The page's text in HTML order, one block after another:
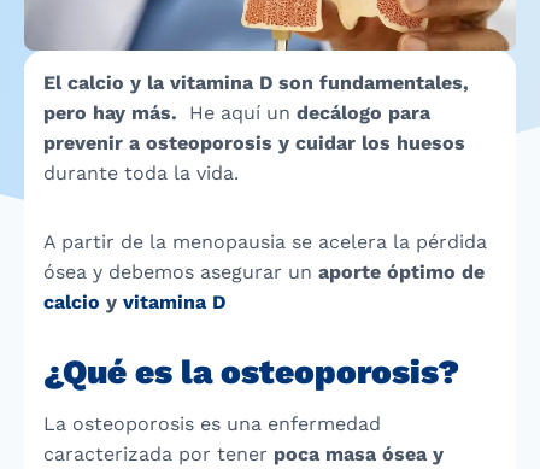
El calcio y la vitamina D son fundamentales,
pero hay más. He aquí un decálogo para
prevenir a osteoporosis y cuidar los huesos
durante toda la vida.
A partir de la menopausia se acelera la pérdida
ósea y debemos asegurar un aporte óptimo de
calcio y vitamina D
¿Qué es la osteoporosis?
La osteoporosis es una enfermedad
caracterizada por tener poca masa ósea y